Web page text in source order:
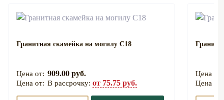
Гранитная скамейка на могилу С18
909.00 руб.
В рассрочку: от 75.75 руб.